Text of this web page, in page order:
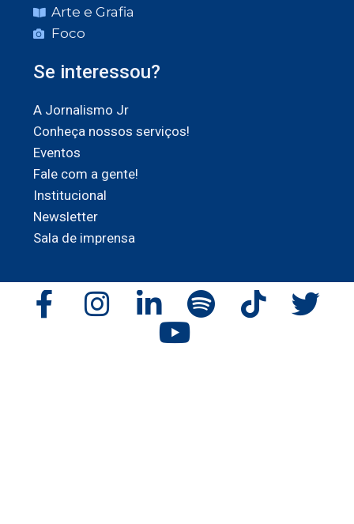
Arte e Grafia
Foco
Se interessou?
A Jornalismo Jr
Conheça nossos serviços!
Eventos
Fale com a gente!
Institucional
Newsletter
Sala de imprensa